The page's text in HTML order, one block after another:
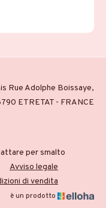
Rue Adolphe Boissaye,
ETRETAT - FRANCE
per smalto
Avviso legale
di vendita
è un prodotto